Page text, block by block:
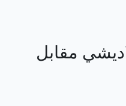
مقابل